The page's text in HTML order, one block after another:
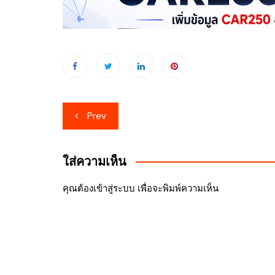
นำทาง
เรื่อง
Prev
ใส่ความเห็น
คุณต้องเข้าสู่ระบบ เพื่อจะพิมพ์ความเห็น